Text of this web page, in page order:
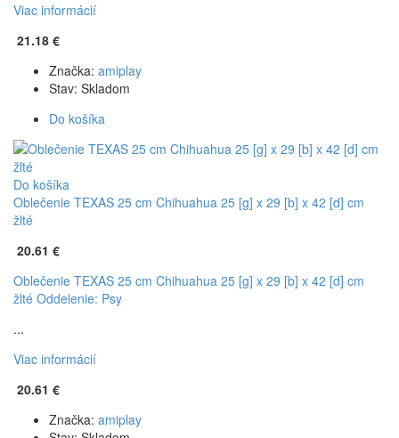
Viac informácií
21.18 €
Značka: amiplay
Stav: Skladom
Do košíka
Do košíka
Oblečenie TEXAS 25 cm Chihuahua 25 [g] x 29 [b] x 42 [d] cm
žlté
20.61 €
Oblečenie TEXAS 25 cm Chihuahua 25 [g] x 29 [b] x 42 [d] cm
žlté Oddelenie: Psy
...
Viac informácií
20.61 €
Značka: amiplay